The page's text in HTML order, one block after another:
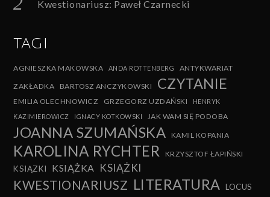
Kwestionariusz: Paweł Czarnecki
TAGI
AGNIESZKA MAKOWSKA ANDA ROTTENBERG
ANTYKWARIAT
ZAKŁADKA
BARTOSZ ANCZYKOWSKI CZYTANIE
EMILIA OLECHNOWICZ GRZEGORZ UZDAŃSKI
HENRYK
KAZIMIEROWICZ
IGNACY KOTKOWSKI JAK WAM SIĘ PODOBA
JOANNA SZUMAŃSKA KAMIL KOPANIA
KAROLINA RYCHTER KRZYSZTOF ŁAPIŃSKI
KSIĄZKI KSIĄŻKA KSIĄŻKI
KWESTIONARIUSZ LITERATURA LOCUS